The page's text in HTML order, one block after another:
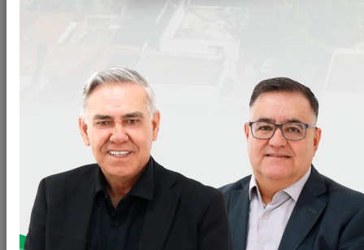
Secretaria de Agricultura – SEAGRI
Secretaria de Educação e Cultura - SEC
Secretaria de Esportes e Lazer - SEEL
Secretaria de Finanças e Administração - SEFA
Secretaria de Habitação - SEHAB